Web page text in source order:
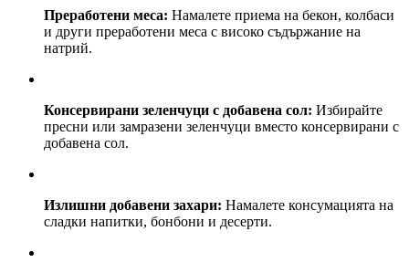
Преработени меса: Намалете приема на бекон, колбаси
и други преработени меса с високо съдържание на
натрий.
Консервирани зеленчуци с добавена сол: Избирайте
пресни или замразени зеленчуци вместо консервирани с
добавена сол.
Излишни добавени захари: Намалете консумацията на
сладки напитки, бонбони и десерти.